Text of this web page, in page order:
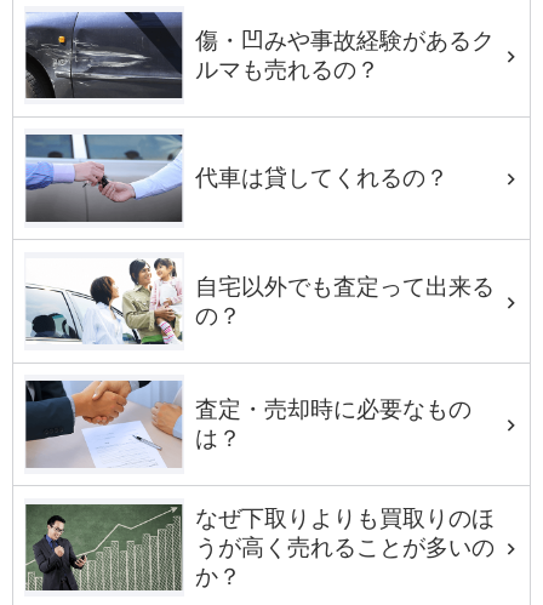
傷・凹みや事故経験があるク
ルマも売れるの？
代車は貸してくれるの？
自宅以外でも査定って出来る
の？
査定・売却時に必要なもの
は？
なぜ下取りよりも買取りのほ
うが高く売れることが多いの
か？